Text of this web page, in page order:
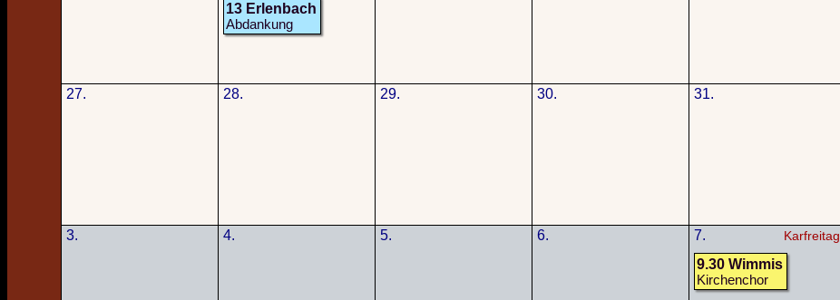
13 Erlenbach
Abdankung
27. 28. 29. 30. 31.
3. 4. 5. 6. 7. Karfreitag
9.30 Wimmis
Kirchenchor